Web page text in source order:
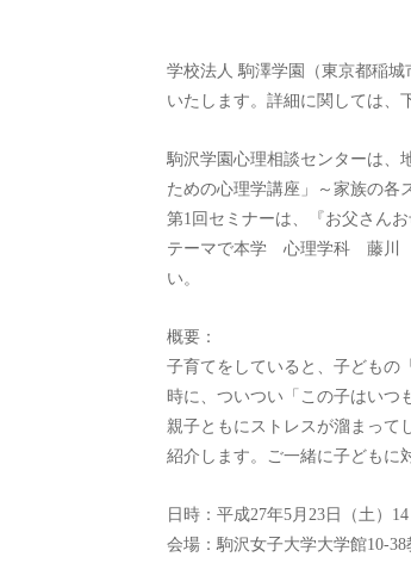
学校法人 駒澤学園（東京都稲
いたします。詳細に関しては、
駒沢学園心理相談センターは、
ための心理学講座」～家族の各
第1回セミナーは、『お父さん
テーマで本学 心理学科 藤川
い。
概要：
子育てをしていると、子どもの
時に、ついつい「この子はいつ
親子ともにストレスが溜まって
紹介します。ご一緒に子どもに
日時：平成27年5月23日（土）
会場：駒沢女子大学大学館10-38